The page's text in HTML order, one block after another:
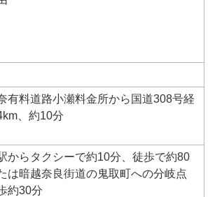
有料道路小瀬料金所から国道308号経
、約10分
からタクシーで約10分、徒歩で約80
は暗越奈良街道の鬼取町への分岐点
約30分